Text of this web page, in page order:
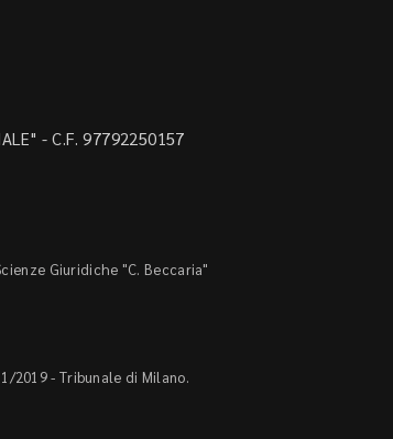
- C.F. 97792250157
Giuridiche "C. Beccaria"
2019 - Tribunale di Milano.